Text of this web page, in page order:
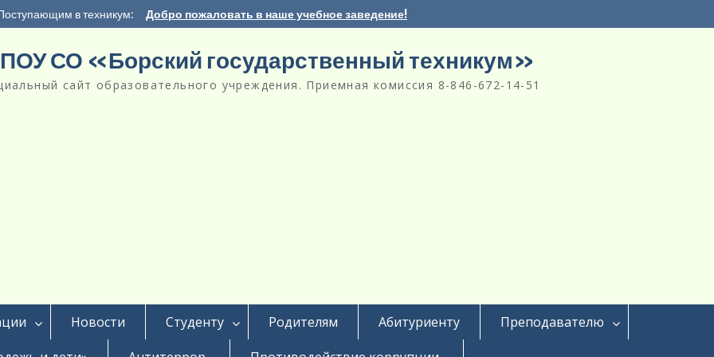
в техникум: Добро пожаловать в наше учебное заведение!
СО «Борский государственный техникум»
сайт образовательного учреждения. Приемная комиссия 8-846-672-14-51
Новости Студенту Родителям Абитуриенту
Преподавателю